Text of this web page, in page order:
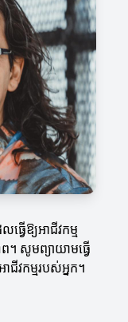
វើឱ្យអាជីវកម្ម
។ សូមព្យាយាមធ្វើ
ជីវកម្មរបស់អ្នក។